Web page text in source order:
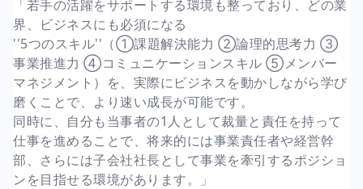
「若手の活躍をサポートする環境も整っており、どの業
界、ビジネスにも必須になる
''5つのスキル''（①課題解決能力 ②論理的思考力 ③
事業推進力 ④コミュニケーションスキル ⑤メンバー
マネジメント）を、実際にビジネスを動かしながら学び
磨くことで、より速い成長が可能です。
同時に、自分も当事者の1人として裁量と責任を持って
仕事を進めることで、将来的には事業責任者や経営幹
部、さらには子会社社長として事業を牽引するポジショ
ンを目指せる環境があります。」